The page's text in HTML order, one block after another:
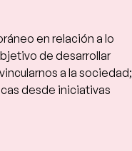
en relación a lo
de desarrollar
a la sociedad;
desde iniciativas